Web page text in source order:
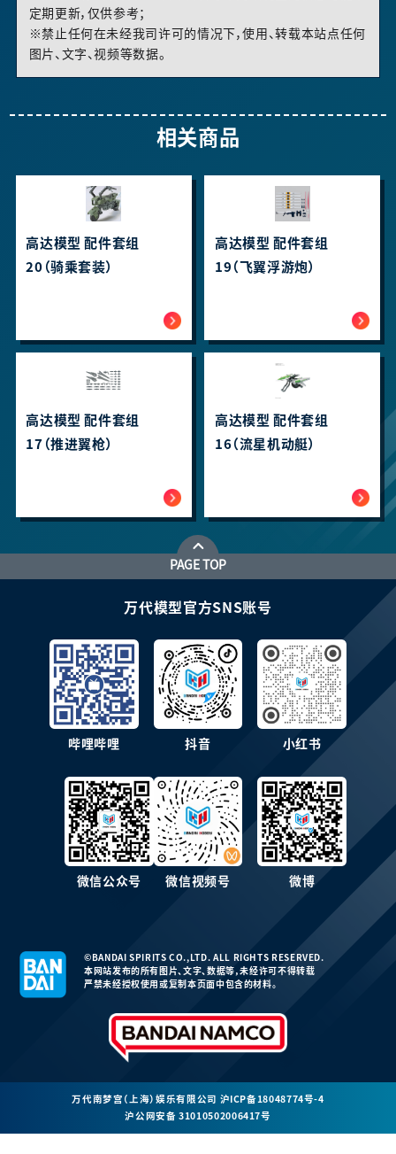
定期更新，仅供参考；
※禁止任何在未经我司许可的情况下，使用、转载本站点任何
图片、文字、视频等数据。
相关商品
高达模型 配件套组
20（骑乘套装）
高达模型 配件套组
19（飞翼浮游炮）
高达模型 配件套组
17（推进翼枪）
高达模型 配件套组
16（流星机动艇）
PAGE TOP
万代模型官方SNS账号
哔哩哔哩 抖音 小红书
微信公众号 微信视频号 微博
©BANDAI SPIRITS CO.,LTD. ALL RIGHTS RESERVED.
本网站发布的所有图片、文字、数据等，未经许可不得转载
严禁未经授权使用或复制本页面中包含的材料。
万代南梦宫（上海）娱乐有限公司 沪ICP备18048774号-4
沪公网安备 31010502006417号